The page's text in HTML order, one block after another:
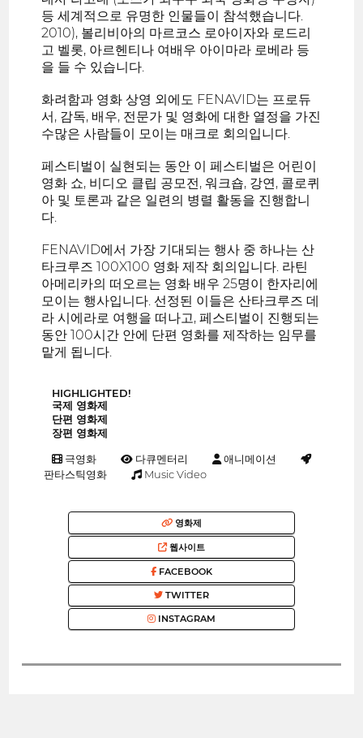
등 세계적으로 유명한 인물들이 참석했습니다.
2010), 볼리비아의 마르코스 로아이자와 로드리
고 벨롯, 아르헨티나 여배우 아이마라 로베라 등
을 들 수 있습니다.
화려함과 영화 상영 외에도 FENAVID는 프로듀
서, 감독, 배우, 전문가 및 영화에 대한 열정을 가진
수많은 사람들이 모이는 매크로 회의입니다.
페스티벌이 실현되는 동안 이 페스티벌은 어린이
영화 쇼, 비디오 클립 공모전, 워크숍, 강연, 콜로퀴
아 및 토론과 같은 일련의 병렬 활동을 진행합니
다.
FENAVID에서 가장 기대되는 행사 중 하나는 산
타크루즈 100X100 영화 제작 회의입니다. 라틴
아메리카의 떠오르는 영화 배우 25명이 한자리에
모이는 행사입니다. 선정된 이들은 산타크루즈 데
라 시에라로 여행을 떠나고, 페스티벌이 진행되는
동안 100시간 안에 단편 영화를 제작하는 임무를
맡게 됩니다.
HIGHLIGHTED!
국제 영화제
단편 영화제
장편 영화제
극영화 다큐멘터리
애니메이션
판타스틱영화
Music Video
영화제
웹사이트
FACEBOOK
TWITTER
INSTAGRAM